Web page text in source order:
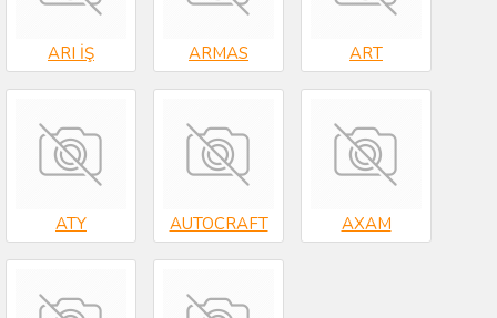
ARI İŞ ARMAS ART
ATY AUTOCRAFT AXAM